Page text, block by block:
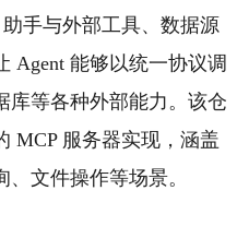
手与外部工具、数据源
Agent 能够以统一协议调
库等各种外部能力。该仓
MCP 服务器实现，涵盖
文件操作等场景。